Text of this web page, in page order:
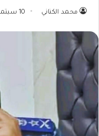
محمد الكناني 10 سبتمبر 2025 - 2:39 مساءً